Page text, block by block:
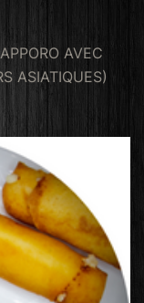
AVEC
ASIATIQUES)